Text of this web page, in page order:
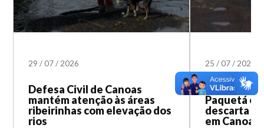
29/07/ 2026
Defesa Civil de Canoas
mantém atenção às áreas
ribeirinhas com elevação dos
rios
25/07/ 2026
Água recua
Paquetá e
descarta
em Canoas